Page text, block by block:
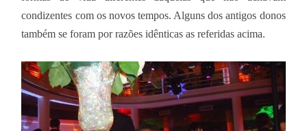
condizentes com os novos tempos. Alguns dos antigos donos
também se foram por razões idênticas as referidas acima.